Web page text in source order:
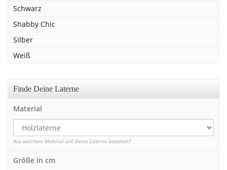
Schwarz
Shabby Chic
Silber
Weiß
Finde Deine Laterne
Material
Aus welchem Material soll Deine Laterne bestehen?
Größe in cm